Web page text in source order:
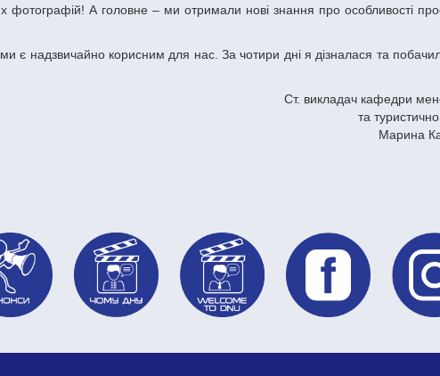
А головне – ми отримали нові знання про особливості
Ст. викладач кафедри
та
Марина